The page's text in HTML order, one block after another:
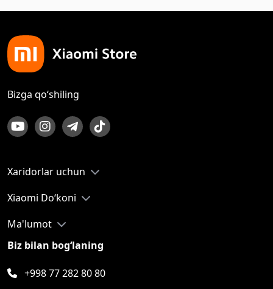
Bizga qo‘shiling
Xaridorlar uchun
Xiaomi Do‘koni
Ma'lumot
Biz bilan bog‘laning
+998 77 282 80 80